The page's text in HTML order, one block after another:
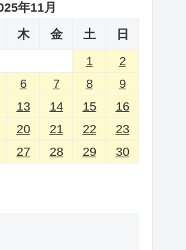
年11月
木 金 土
日
1
2
6 7 8
9
13 14 15
16
20 21 22
23
27 28 29 30